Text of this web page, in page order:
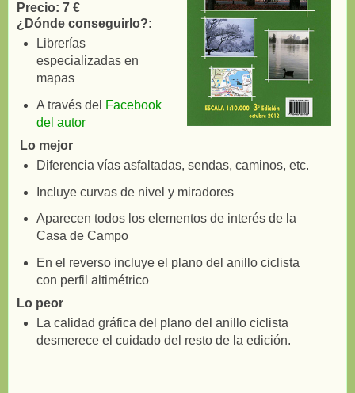
Precio: 7 €
¿Dónde conseguirlo?:
Librerías
especializadas en
mapas
A través del Facebook
del autor
Lo mejor
Diferencia vías asfaltadas, sendas, caminos, etc.
Incluye curvas de nivel y miradores
Aparecen todos los elementos de interés de la
Casa de Campo
En el reverso incluye el plano del anillo ciclista
con perfil altimétrico
Lo peor
La calidad gráfica del plano del anillo ciclista
desmerece el cuidado del resto de la edición.